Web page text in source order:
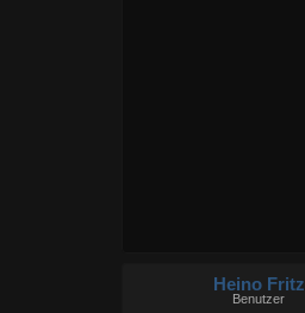
Heino Fritz
Benutzer